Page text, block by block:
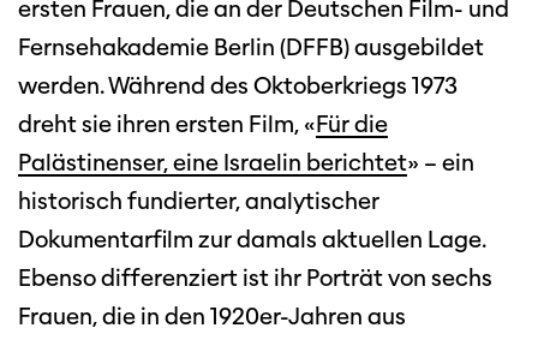
ersten Frauen, die an der Deutschen Film- und
Fernsehakademie Berlin (DFFB) ausgebildet
werden. Während des Oktoberkriegs 1973
dreht sie ihren ersten Film, «Für die
Palästinenser, eine Israelin berichtet» – ein
historisch fundierter, analytischer
Dokumentarfilm zur damals aktuellen Lage.
Ebenso differenziert ist ihr Porträt von sechs
Frauen, die in den 1920er-Jahren aus